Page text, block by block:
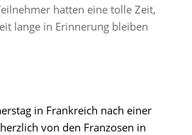
hatten eine tolle Zeit,
lange in Erinnerung bleiben
in Frankreich nach einer
von den Franzosen in